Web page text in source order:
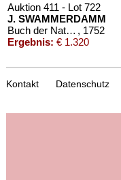
Auktion 411 - Lot 722
J. SWAMMERDAMM
Buch der Natur. 1752. , 1752
Ergebnis: € 1.320
Kontakt Datenschutz